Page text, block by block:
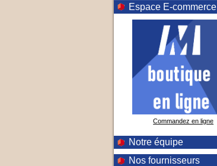
Espace E-commerce
Commandez en ligne
Notre équipe
Nos fournisseurs